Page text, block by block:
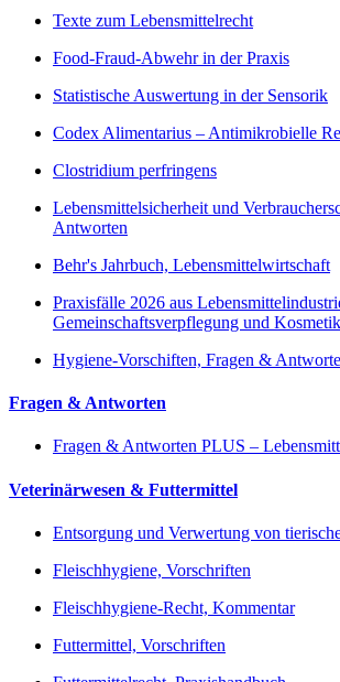
Texte zum Lebensmittelrecht
Food-Fraud-Abwehr in der Praxis
Statistische Auswertung in der Sensorik
Codex Alimentarius – Antimikrobielle
Clostridium perfringens
Lebensmittelsicherheit und
Antworten
Behr's Jahrbuch, Lebensmittelwirtschaft
Praxisfälle 2026 aus
Gemeinschaftsverpflegung und Kosmetik
Hygiene-Vorschiften, Fragen &
Fragen & Antworten
Fragen & Antworten PLUS –
Veterinärwesen & Futtermittel
Entsorgung und Verwertung von
Fleischhygiene, Vorschriften
Fleischhygiene-Recht, Kommentar
Futtermittel, Vorschriften